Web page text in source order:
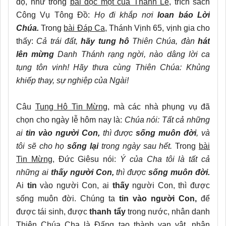
Công Vụ Tông Đồ: Họ đi khắp nơiloan báo Lời
Chúa. Trong bài Đáp Ca, Thánh Vịnh 65, vịnh gia cho
thấy: Cả trái đất,hãy tung hôThiên Chúa, đànhát
lên mừng Danh Thánh rạng ngời, nào dâng lời ca
tụng tôn vinh! Hãy thưa cùng Thiên Chúa: Khủng
khiếp thay, sự nghiệp của Ngài!
Câu Tung Hô Tin Mừng, mà các nhà phụng vụ đã
chọn cho ngày lễ hôm nay là: Chúa nói: Tất cả những
ai tin vào người Con, thì đượcsống muôn đời, và
tôi sẽ cho họsống lạitrong ngày sau hết.Trong bài
Tin Mừng, Đức Giêsu nói: Ý của Cha tôi là tất cả
những ai thấy người Con, thì đượcsống muôn đời.
Ai tinvào người Con, ai thấy người Con, thì được
sống muôn đời. Chúng ta tin vào người Con, để
được tái sinh, đượcthanh tẩytrong nước, nhân danh